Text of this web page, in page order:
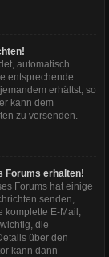
automatisch
entsprechende
erhältst, so
kann dem
zu versenden.
Forums erhalten!
Forums hat einige
senden,
komplette E-Mail,
die
über den
kann dann